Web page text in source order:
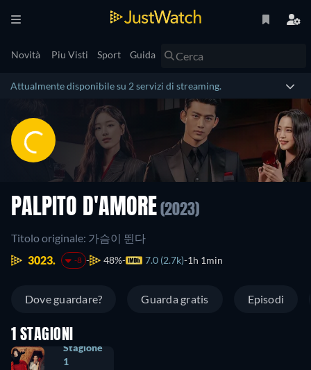
Novità Piu Visti Sport Guida
Attualmente disponibile su 2 servizi di streaming.
PALPITO D'AMORE (2023)
Titolo originale: 가슴이 뛴다
3023.
-8 48% 7.0 (2.7k) 1h 1min
Dove guardare? Guarda gratis Episodi
1 STAGIONI
Stagione
1